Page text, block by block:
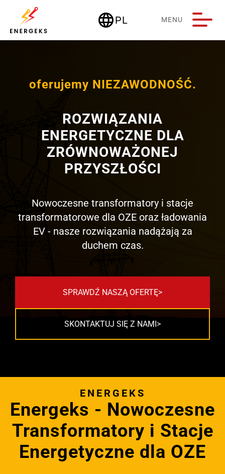
languagePL
Deutschland MENU
ROZWIĄZANIA
ENERGETYCZNE DLA
ZRÓWNOWAŻONEJ
PRZYSZŁOŚCI
oferujemy NIEZAWODNOŚĆ.
Nowoczesne transformatory i stacje
transformatorowe dla OZE oraz ładowania
EV - nasze rozwiązania nadążają za
duchem czas.
SPRAWDŹ NASZĄ OFERTĘ
SKONTAKTUJ SIĘ Z NAMI
ENERGEKS
Energeks - Nowoczesne
Transformatory i Stacje
Energetyczne dla OZE